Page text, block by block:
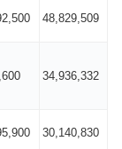
48,829,509
34,936,332
30,140,830